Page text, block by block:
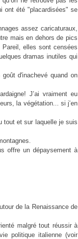
ont été "placardisées" se
assez caricaturaux,
mais en dehors de pics
Pareil, elles sont censées
dramas inutiles qui
d'inachevé quand on
J’ai vraiment eu
la végétation... si j’en
tout et sur laquelle je suis
offre un dépaysement à
de la Renaissance de
malgré tout réussir à
politique italienne (voir